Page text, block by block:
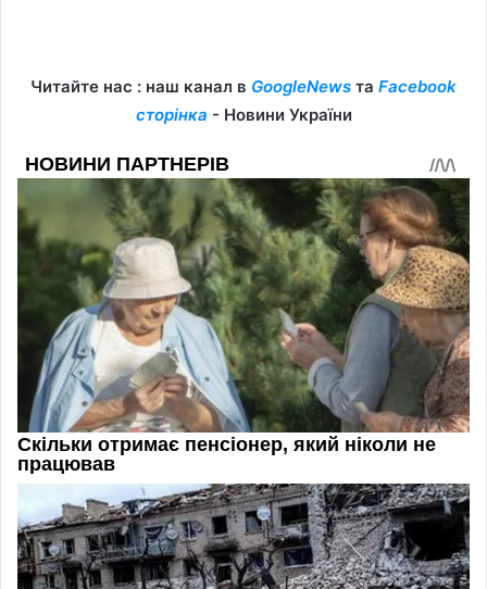
Читайте нас : наш канал в GoogleNews та Facebook
сторінка - Новини України